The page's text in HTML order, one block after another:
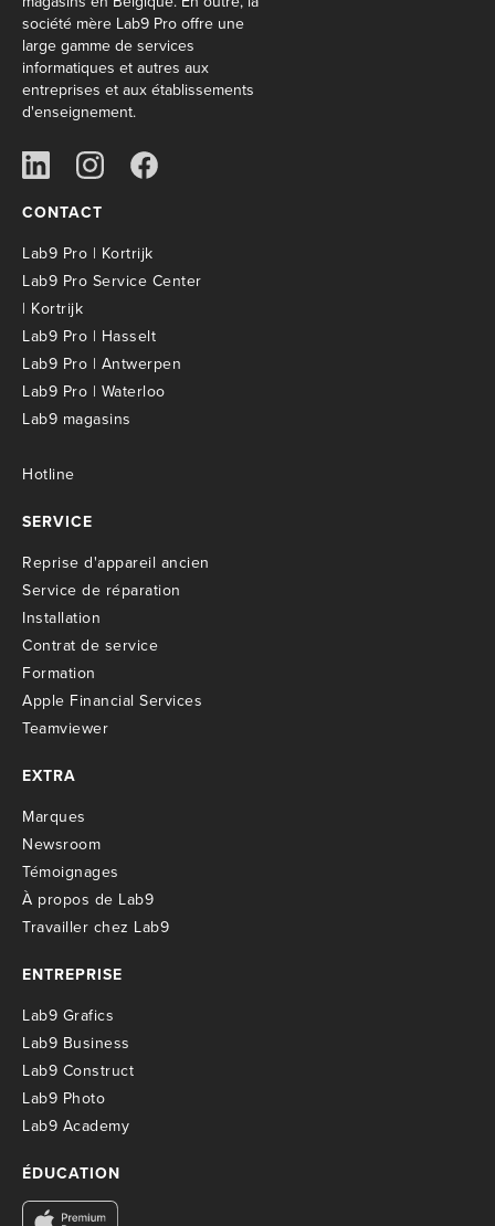
société mère Lab9 Pro offre une
large gamme de services
informatiques et autres aux
entreprises et aux établissements
d'enseignement.
CONTACT
Lab9 Pro | Kortrijk
Lab9 Pro Service Center
| Kortrijk
Lab9 Pro | Hasselt
Lab9 Pro | Antwerpen
Lab9 Pro | Waterloo
Lab9 magasins
Hotline
SERVICE
Reprise d'appareil ancien
Service de réparation
Installation
Contrat de service
Formation
Apple Financial Services
Teamviewer
EXTRA
Marques
Newsroom
Témoignages
À propos de Lab9
Travailler chez Lab9
ENTREPRISE
Lab9 Grafics
Lab9 Business
Lab9 Construct
Lab9 Photo
Lab9 Academy
ÉDUCATION